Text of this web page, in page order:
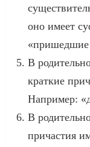
оно имеет
В
краткие
Например:
В
причастия